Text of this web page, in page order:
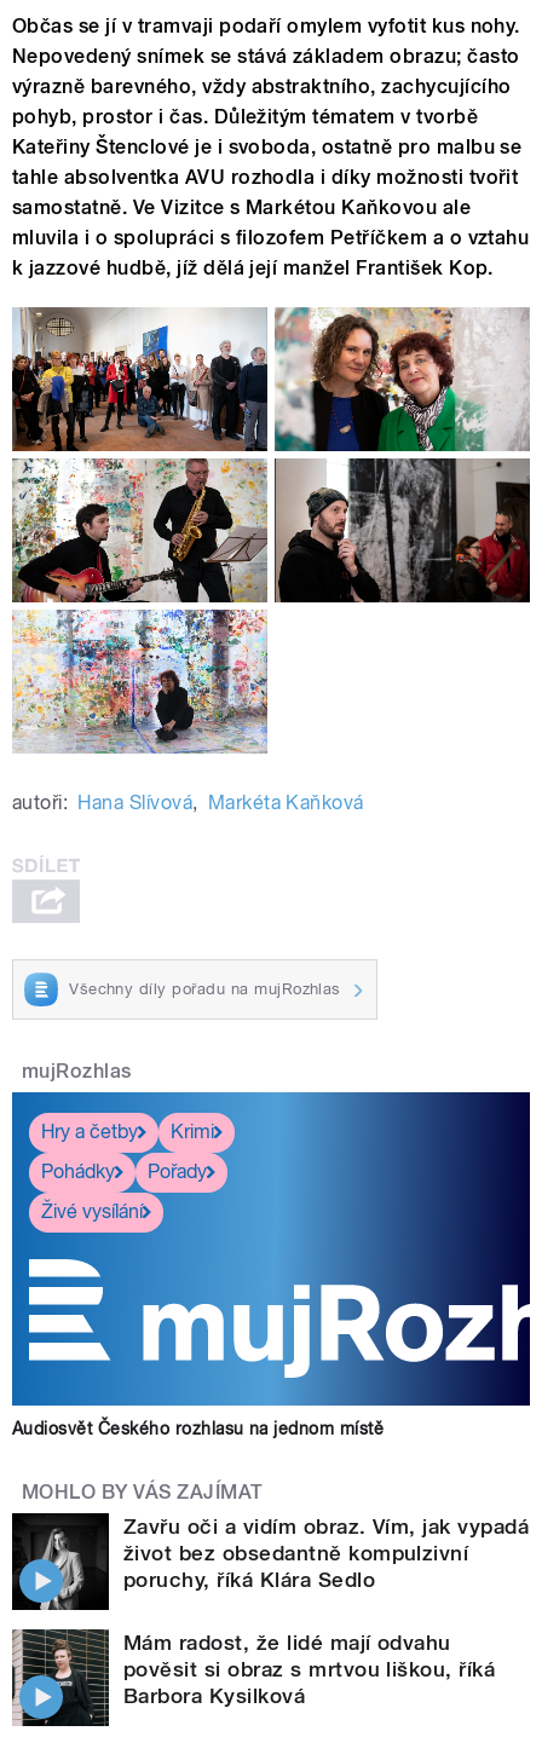
Občas se jí v tramvaji podaří omylem vyfotit kus nohy.
Nepovedený snímek se stává základem obrazu; často
výrazně barevného, vždy abstraktního, zachycujícího
pohyb, prostor i čas. Důležitým tématem v tvorbě
Kateřiny Štenclové je i svoboda, ostatně pro malbu se
tahle absolventka AVU rozhodla i díky možnosti tvořit
samostatně. Ve Vizitce s Markétou Kaňkovou ale
mluvila i o spolupráci s filozofem Petříčkem a o vztahu
k jazzové hudbě, jíž dělá její manžel František Kop.
autoři: Hana Slívová, Markéta Kaňková
Všechny díly pořadu na mujRozhlas
mujRozhlas
Hry a četby
Krimi
Pohádky
Pořady
Živé vysílání
Audiosvět Českého rozhlasu na jednom místě
MOHLO BY VÁS ZAJÍMAT
Zavřu oči a vidím obraz. Vím, jak vypadá
život bez obsedantně kompulzivní
poruchy, říká Klára Sedlo
Mám radost, že lidé mají odvahu
pověsit si obraz s mrtvou liškou, říká
Barbora Kysilková